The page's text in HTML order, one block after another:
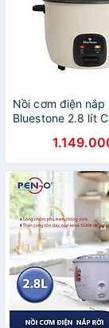
Nồi cơm điện nắp
Bluestone 2.8 lít